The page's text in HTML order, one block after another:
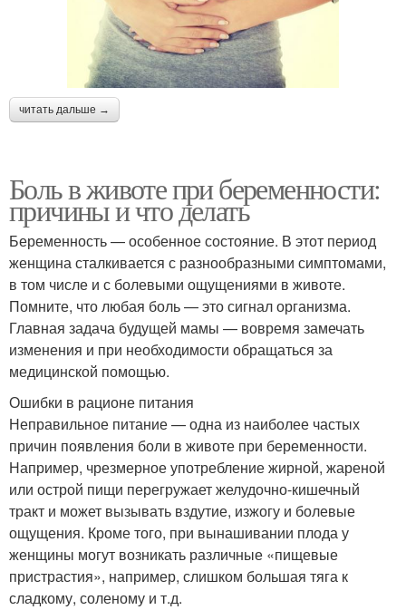
читать дальше →
Боль в животе при беременности:
причины и что делать
Беременность — особенное состояние. В этот период
женщина сталкивается с разнообразными симптомами,
в том числе и с болевыми ощущениями в животе.
Помните, что любая боль — это сигнал организма.
Главная задача будущей мамы — вовремя замечать
изменения и при необходимости обращаться за
медицинской помощью.
Ошибки в рационе питания
Неправильное питание — одна из наиболее частых
причин появления боли в животе при беременности.
Например, чрезмерное употребление жирной, жареной
или острой пищи перегружает желудочно-кишечный
тракт и может вызывать вздутие, изжогу и болевые
ощущения. Кроме того, при вынашивании плода у
женщины могут возникать различные «пищевые
пристрастия», например, слишком большая тяга к
сладкому, соленому и т.д.